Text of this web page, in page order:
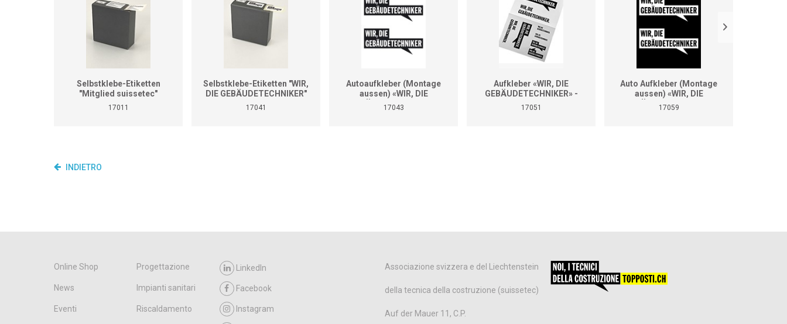
Selbstklebe-Etiketten
"Mitglied suissetec"
17011
Selbstklebe-Etiketten "WIR,
DIE GEBÄUDETECHNIKER"
Dispenser à 250 Stk.
17041
Autoaufkleber (Montage
aussen) «WIR, DIE
GEBÄUDETECHNIKER»
(Format A4)
17043
Aufkleber «WIR, DIE
GEBÄUDETECHNIKER» -
Diverse Grössen
17051
Auto Aufkleber (Montage
aussen) «WIR, DIE
GEBÄUDETECHNIKER»
(Format A2)
17059
INDIETRO
Online Shop Progettazione
News Impianti sanitari
Eventi Riscaldamento
LinkedIn
Facebook
Instagram
Associazione svizzera e del Liechtenstein
della tecnica della costruzione (suissetec)
Auf der Mauer 11, C.P.